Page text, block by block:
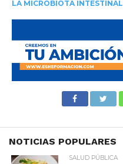
LA MICROBIOTA INTESTINAL
NOTICIAS POPULARES
SALUD PÚBLICA